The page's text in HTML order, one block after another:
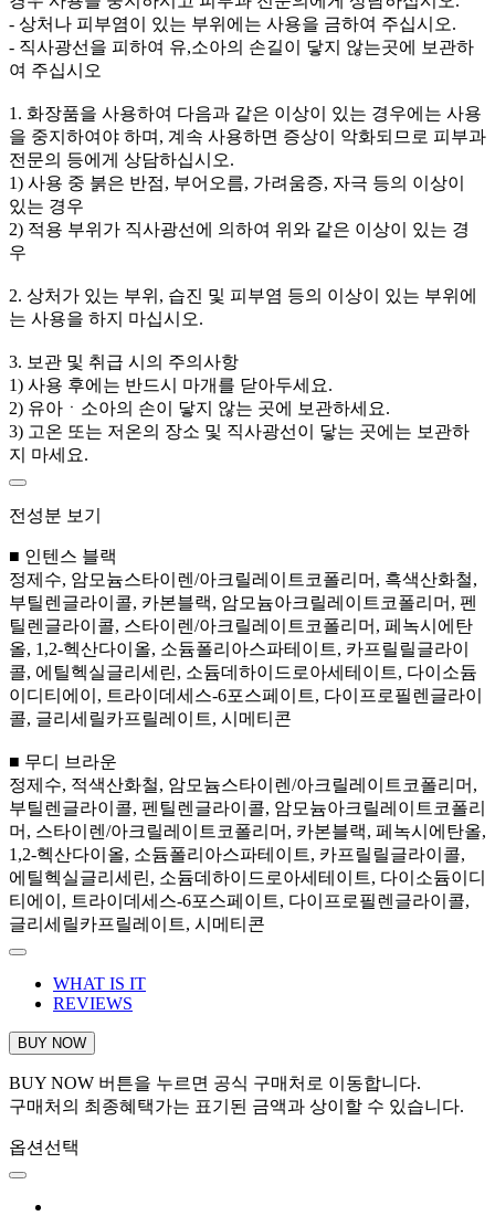
- 상처나 피부염이 있는 부위에는 사용을 금하여 주십시오.
- 직사광선을 피하여 유,소아의 손길이 닿지 않는곳에 보관하
여 주십시오
1. 화장품을 사용하여 다음과 같은 이상이 있는 경우에는 사용
을 중지하여야 하며, 계속 사용하면 증상이 악화되므로 피부과
전문의 등에게 상담하십시오.
1) 사용 중 붉은 반점, 부어오름, 가려움증, 자극 등의 이상이
있는 경우
2) 적용 부위가 직사광선에 의하여 위와 같은 이상이 있는 경
우
2. 상처가 있는 부위, 습진 및 피부염 등의 이상이 있는 부위에
는 사용을 하지 마십시오.
3. 보관 및 취급 시의 주의사항
1) 사용 후에는 반드시 마개를 닫아두세요.
2) 유아ㆍ소아의 손이 닿지 않는 곳에 보관하세요.
3) 고온 또는 저온의 장소 및 직사광선이 닿는 곳에는 보관하
지 마세요.
전성분 보기
■ 인텐스 블랙
정제수, 암모늄스타이렌/아크릴레이트코폴리머, 흑색산화철,
부틸렌글라이콜, 카본블랙, 암모늄아크릴레이트코폴리머, 펜
틸렌글라이콜, 스타이렌/아크릴레이트코폴리머, 페녹시에탄
올, 1,2-헥산다이올, 소듐폴리아스파테이트, 카프릴릴글라이
콜, 에틸헥실글리세린, 소듐데하이드로아세테이트, 다이소듐
이디티에이, 트라이데세스-6포스페이트, 다이프로필렌글라이
콜, 글리세릴카프릴레이트, 시메티콘
■ 무디 브라운
정제수, 적색산화철, 암모늄스타이렌/아크릴레이트코폴리머,
부틸렌글라이콜, 펜틸렌글라이콜, 암모늄아크릴레이트코폴리
머, 스타이렌/아크릴레이트코폴리머, 카본블랙, 페녹시에탄올,
1,2-헥산다이올, 소듐폴리아스파테이트, 카프릴릴글라이콜,
에틸헥실글리세린, 소듐데하이드로아세테이트, 다이소듐이디
티에이, 트라이데세스-6포스페이트, 다이프로필렌글라이콜,
글리세릴카프릴레이트, 시메티콘
WHAT IS IT
REVIEWS
BUY NOW
BUY NOW 버튼을 누르면 공식 구매처로 이동합니다.
구매처의 최종혜택가는 표기된 금액과 상이할 수 있습니다.
옵션선택